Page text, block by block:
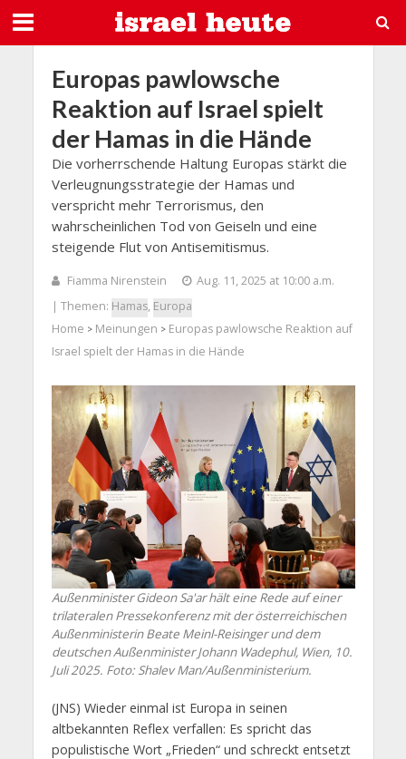
Europas pawlowsche
Reaktion auf Israel spielt
der Hamas in die Hände
Die vorherrschende Haltung Europas stärkt die
Verleugnungsstrategie der Hamas und
verspricht mehr Terrorismus, den
wahrscheinlichen Tod von Geiseln und eine
steigende Flut von Antisemitismus.
Fiamma Nirenstein
Aug. 11, 2025 at 10:00 a.m.
| Themen: Hamas, Europa
Home > Meinungen > Europas pawlowsche Reaktion auf
Israel spielt der Hamas in die Hände
Außenminister Gideon Sa'ar hält eine Rede auf einer
trilateralen Pressekonferenz mit der österreichischen
Außenministerin Beate Meinl-Reisinger und dem
deutschen Außenminister Johann Wadephul, Wien, 10.
Juli 2025. Foto: Shalev Man/Außenministerium.
(JNS) Wieder einmal ist Europa in seinen
altbekannten Reflex verfallen: Es spricht das
populistische Wort „Frieden“ und schreckt entsetzt